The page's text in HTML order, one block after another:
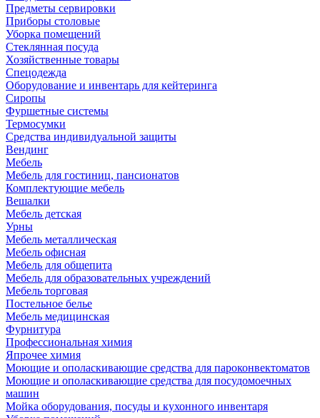
Предметы сервировки
Приборы столовые
Уборка помещений
Стеклянная посуда
Хозяйственные товары
Спецодежда
Оборудование и инвентарь для кейтеринга
Сиропы
Фуршетные системы
Термосумки
Средства индивидуальной защиты
Вендинг
Мебель
Мебель для гостиниц, пансионатов
Комплектующие мебель
Вешалки
Мебель детская
Урны
Мебель металлическая
Мебель офисная
Мебель для общепита
Мебель для образовательных учреждений
Мебель торговая
Постельное белье
Мебель медицинская
Фурнитура
Профессиональная химия
Япрочее химия
Моющие и ополаскивающие средства для пароконвектоматов
Моющие и ополаскивающие средства для посудомоечных
машин
Мойка оборудования, посуды и кухонного инвентаря